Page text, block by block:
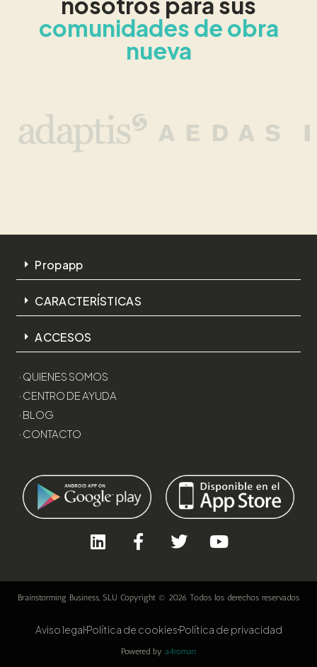
comunidades de obra
nueva
Propapp
CARACTERÍSTICAS
ACCESOS
· QUIENES SOMOS
· CENTRO DE AYUDA
· BLOG
· CONTACTO
Brainstorming Business, SLU Copyright © 2026 Todos los derechos reservados
Aviso legalPolítica de cookiesPolítica de privacidad
Powered by a4roman